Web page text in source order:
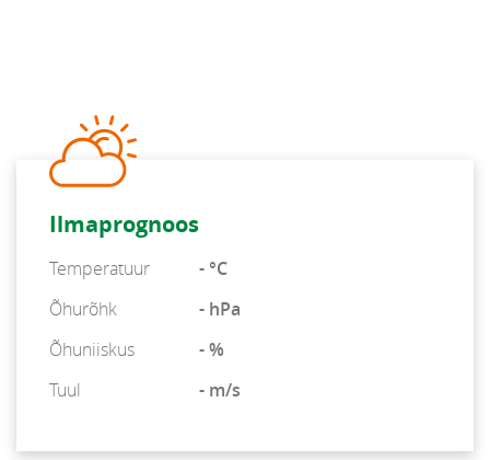
Ilmaprognoos
Temperatuur
- °C
Õhurõhk
- hPa
Õhuniiskus
- %
Tuul
- m/s